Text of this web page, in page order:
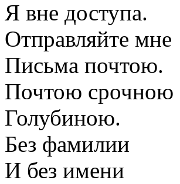
Я вне доступа.
Отправляйте мне
Письма почтою.
Почтою срочною
Голубиною.
Без фамилии
И без имени